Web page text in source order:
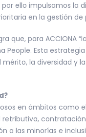
por ello impulsamos
en la gestión de
que, para ACCIONA
Esta
la diversidad y
en ámbitos como
a las minorías e